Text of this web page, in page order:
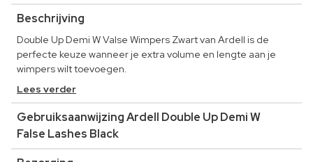
Beschrijving
Double Up Demi W Valse Wimpers Zwart van Ardell is de
perfecte keuze wanneer je extra volume en lengte aan je
wimpers wilt toevoegen.
Lees verder
Gebruiksaanwijzing Ardell Double Up Demi W
False Lashes Black